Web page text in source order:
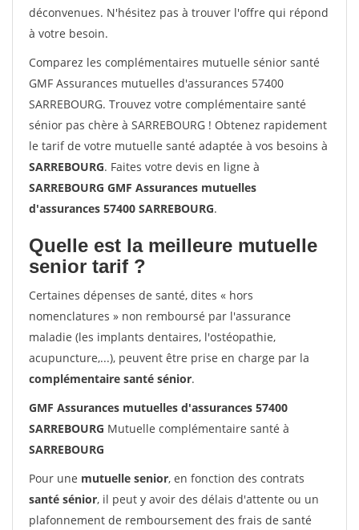
déconvenues. N'hésitez pas à trouver l'offre qui répond
à votre besoin.
Comparez les complémentaires mutuelle sénior santé
GMF Assurances mutuelles d'assurances 57400
SARREBOURG. Trouvez votre complémentaire santé
sénior pas chère à SARREBOURG ! Obtenez rapidement
le tarif de votre mutuelle santé adaptée à vos besoins à
SARREBOURG. Faites votre devis en ligne à
SARREBOURG GMF Assurances mutuelles
d'assurances 57400 SARREBOURG.
Quelle est la meilleure mutuelle
senior tarif ?
Certaines dépenses de santé, dites « hors
nomenclatures » non remboursé par l'assurance
maladie (les implants dentaires, l'ostéopathie,
acupuncture,...), peuvent être prise en charge par la
complémentaire santé sénior.
GMF Assurances mutuelles d'assurances 57400
SARREBOURG Mutuelle complémentaire santé à
SARREBOURG
Pour une mutuelle senior, en fonction des contrats
santé sénior, il peut y avoir des délais d'attente ou un
plafonnement de remboursement des frais de santé